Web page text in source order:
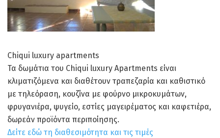
Chiqui luxury apartments
Τα δωμάτια του Chiqui luxury Apartments είναι
κλιματιζόμενα και διαθέτουν τραπεζαρία και καθιστικό
με τηλεόραση, κουζίνα με φούρνο μικροκυμάτων,
φρυγανιέρα, ψυγείο, εστίες μαγειρέματος και καφετιέρα,
δωρεάν προϊόντα περιποίησης.
Δείτε εδώ τη διαθεσιμότητα και τις τιμές